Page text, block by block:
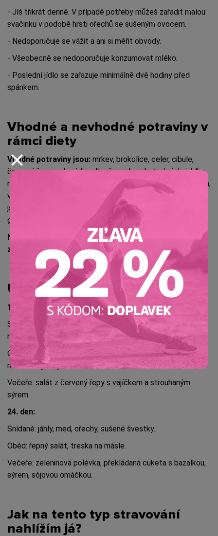
- Jíš třikrát denně. V případě potřeby můžeš zařadit malou
svačinku v podobě hrsti ořechů se sušeným ovocem.
- Nedoporučuje se vážit a ani si měřit obvody.
- Všeobecně se nedoporučuje konzumovat mléko.
- Poslední jídlo se zařazuje minimálně dvě hodiny před
spánkem.
Vhodné a nevhodné potraviny v
rámci diety
Vhodné potraviny jsou: mrkev, brokolice, celer, cibule,
červená řepa, zelené fazolky, česnek, cuketa, hrách, jablka,
rozinky, ořechy, med, kurkuma, koriandr, rozmarýn, pepř, kmín,
vejce, kuřecí maso, sýr, bílý jogurt a olivový olej. Postupně
jsou zařazovány i bezvaječné těstoviny, jáhly, některé ryby,
grahamový nebo sójový rohlík.
Nevhodné potraviny jsou všechny, které nejsou
zahrnuty v jídelníčku dle Mačingové diety.
Ukázka dvou dnů jídelníčku
1. den:
Snídaně: strouhaná mrkev s jablkem, ochucené medem,
rozinkami a ořechy.
Oběd: vařená brokolice s česnekem a strouhaným
nízkotučným sýrem.
Večeře: salát z červený řepy s vajíčkem a strouhaným
sýrem.
24. den:
Snídaně: jáhly, med, ořechy, sušené švestky.
Oběd: řepný salát, treska na másle.
Večeře: zeleninová polévka, překládaná cuketa s bazalkou,
sýrem, sójovou omáčkou.
Jak na tento typ stravování
nahlížím já?